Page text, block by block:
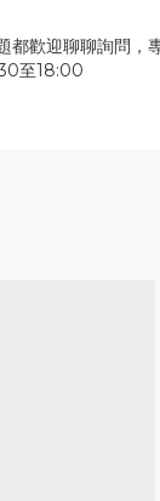
歡迎聊聊詢問，
至18:00